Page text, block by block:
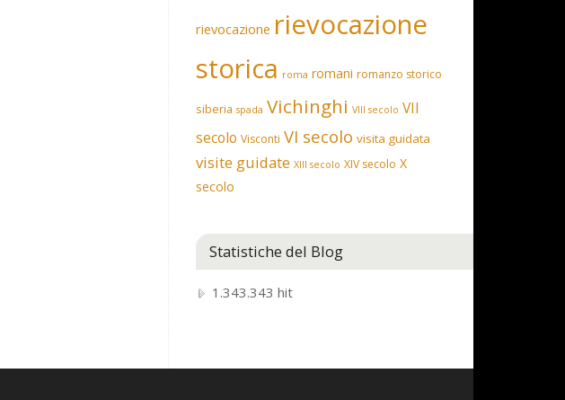
rievocazione rievocazione
storica roma romani romanzo storico
siberia spada Vichinghi VIII secolo VII
secolo Visconti VI secolo visita guidata
visite guidate XIII secolo XIV secolo X
secolo
Statistiche del Blog
1.343.343 hit